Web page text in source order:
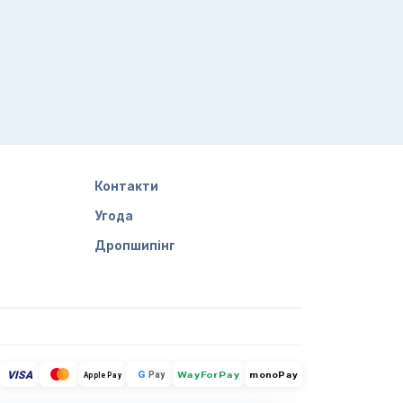
Контакти
Угода
Дропшипінг
VISA Apple Pay G Pay WayForPay monoPay